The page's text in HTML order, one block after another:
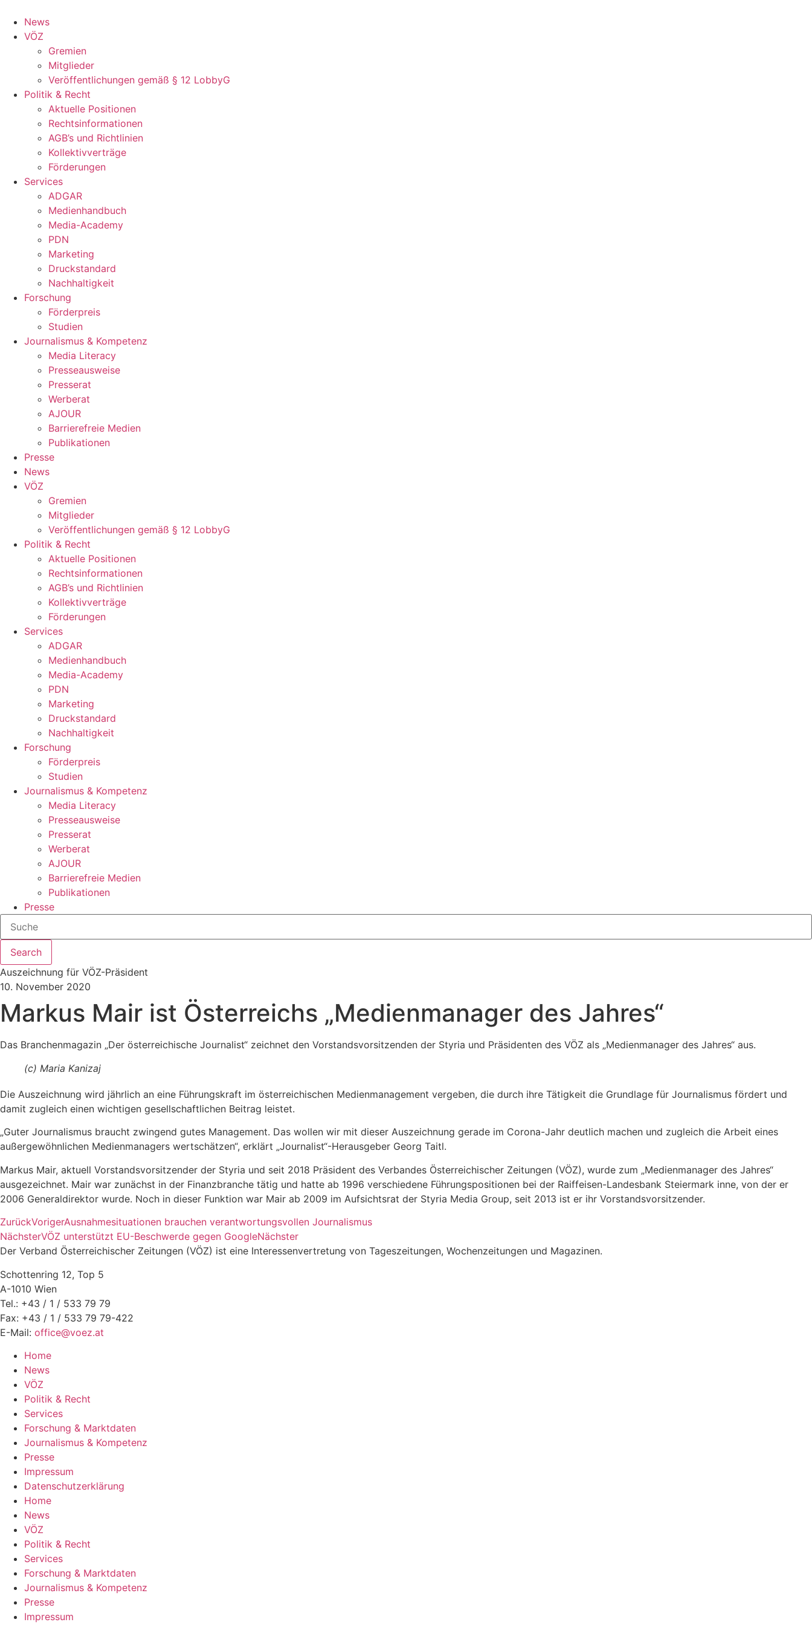
Inhalt
springen
News
VÖZ
Gremien
Mitglieder
Veröffentlichungen gemäß § 12 LobbyG
Politik & Recht
Aktuelle Positionen
Rechtsinformationen
AGB’s und Richtlinien
Kollektivverträge
Förderungen
Services
ADGAR
Medienhandbuch
Media-Academy
PDN
Marketing
Druckstandard
Nachhaltigkeit
Forschung
Förderpreis
Studien
Journalismus & Kompetenz
Media Literacy
Presseausweise
Presserat
Werberat
AJOUR
Barrierefreie Medien
Publikationen
Presse
News
VÖZ
Gremien
Mitglieder
Veröffentlichungen gemäß § 12 LobbyG
Politik & Recht
Aktuelle Positionen
Rechtsinformationen
AGB’s und Richtlinien
Kollektivverträge
Förderungen
Services
ADGAR
Medienhandbuch
Media-Academy
PDN
Marketing
Druckstandard
Nachhaltigkeit
Forschung
Förderpreis
Studien
Journalismus & Kompetenz
Media Literacy
Presseausweise
Presserat
Werberat
AJOUR
Barrierefreie Medien
Publikationen
Presse
Search
Auszeichnung für VÖZ-Präsident
10. November 2020
Markus Mair ist Österreichs „Medienmanager des Jahres“
Das Branchenmagazin „Der österreichische Journalist“ zeichnet den Vorstandsvorsitzenden der Styria und Präsidenten des VÖZ als „Medienmanager des Jahres“ aus.
(c) Maria Kanizaj
Die Auszeichnung wird jährlich an eine Führungskraft im österreichischen Medienmanagement vergeben, die durch ihre Tätigkeit die Grundlage für Journalismus fördert und
damit zugleich einen wichtigen gesellschaftlichen Beitrag leistet.
„Guter Journalismus braucht zwingend gutes Management. Das wollen wir mit dieser Auszeichnung gerade im Corona-Jahr deutlich machen und zugleich die Arbeit eines
außergewöhnlichen Medienmanagers wertschätzen“, erklärt „Journalist“-Herausgeber Georg Taitl.
Markus Mair, aktuell Vorstandsvorsitzender der Styria und seit 2018 Präsident des Verbandes Österreichischer Zeitungen (VÖZ), wurde zum „Medienmanager des Jahres“
ausgezeichnet. Mair war zunächst in der Finanzbranche tätig und hatte ab 1996 verschiedene Führungspositionen bei der Raiffeisen-Landesbank Steiermark inne, von der er
2006 Generaldirektor wurde. Noch in dieser Funktion war Mair ab 2009 im Aufsichtsrat der Styria Media Group, seit 2013 ist er ihr Vorstandsvorsitzender.
ZurückVorigerAusnahmesituationen brauchen verantwortungsvollen Journalismus
NächsterVÖZ unterstützt EU-Beschwerde gegen GoogleNächster
Der Verband Österreichischer Zeitungen (VÖZ) ist eine Interessenvertretung von Tageszeitungen, Wochenzeitungen und Magazinen.
Schottenring 12, Top 5
A-1010 Wien
Tel.: +43 / 1 / 533 79 79
Fax: +43 / 1 / 533 79 79-422
E-Mail: office@voez.at
Home
News
VÖZ
Politik & Recht
Services
Forschung & Marktdaten
Journalismus & Kompetenz
Presse
Impressum
Datenschutzerklärung
Home
News
VÖZ
Politik & Recht
Services
Forschung & Marktdaten
Journalismus & Kompetenz
Presse
Impressum